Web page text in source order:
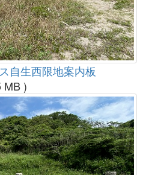
自生西限地案内板
MB )